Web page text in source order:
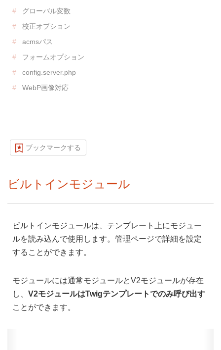
グローバル変数
校正オプション
acmsパス
フォームオプション
config.server.php
WebP画像対応
ブックマークする
ビルトインモジュール
ビルトインモジュールは、テンプレート上にモジュー
ルを読み込んで使用します。管理ページで詳細を設定
することができます。
モジュールには通常モジュールとV2モジュールが存在
し、 V2モジュールはTwigテンプレートでのみ呼び出す
ことができます。